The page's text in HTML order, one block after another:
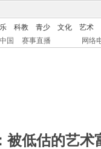
科教 青少 文化
艺术
国 赛事直播 网络
被低估的艺术